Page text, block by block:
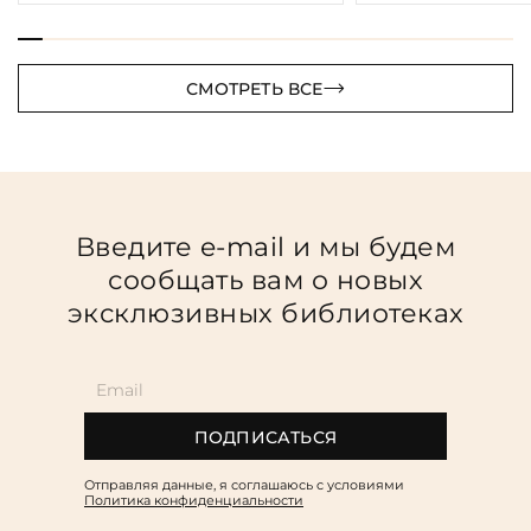
СМОТРЕТЬ ВСЕ
Введите e-mail и мы будем
сообщать вам о новых
эксклюзивных библиотеках
ПОДПИСАТЬСЯ
Отправляя данные, я соглашаюсь c условиями
Политика конфиденциальности